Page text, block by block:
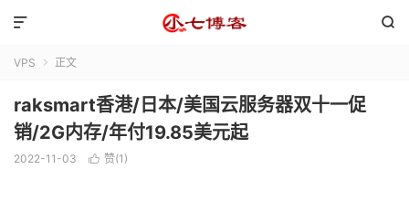


VPS  正文
raksmart香港/日本/美国云服务器双十一促
销/2G内存/年付19.85美元起
2022-11-03  赞(1 )